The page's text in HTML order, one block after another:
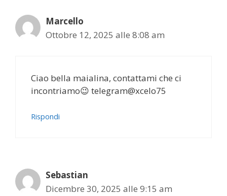
Marcello
Ottobre 12, 2025 alle 8:08 am
Ciao bella maialina, contattami che ci
incontriamo😉 telegram@xcelo75
Rispondi
Sebastian
Dicembre 30, 2025 alle 9:15 am